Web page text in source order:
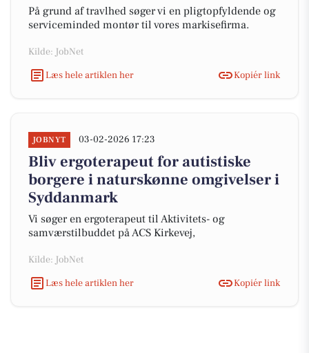
På grund af travlhed søger vi en pligtopfyldende og
serviceminded montør til vores markisefirma.
Kilde: JobNet
Læs hele artiklen her
Kopiér link
JOBNYT 03-02-2026 17:23
Bliv ergoterapeut for autistiske
borgere i naturskønne omgivelser i
Syddanmark
Vi søger en ergoterapeut til Aktivitets- og
samværstilbuddet på ACS Kirkevej,
Kilde: JobNet
Læs hele artiklen her
Kopiér link